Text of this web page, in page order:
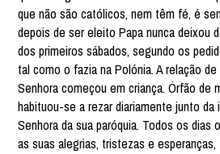
que não são católicos, nem têm fé, é
depois de ser eleito Papa nunca deixou
dos primeiros sábados, segundo os
tal como o fazia na Polónia. A relação
Senhora começou em criança. Órfão de
habituou-se a rezar diariamente junto da
Senhora da sua paróquia. Todos os dias
as suas alegrias, tristezas e